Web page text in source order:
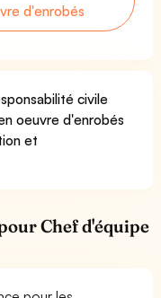
d'enrobés
civile
oeuvre d'enrobés
et
Chef d'équipe